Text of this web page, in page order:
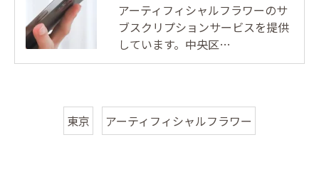
アーティフィシャルフラワーのサ
ブスクリプションサービスを提供
しています。中央区…
東京 アーティフィシャルフラワー